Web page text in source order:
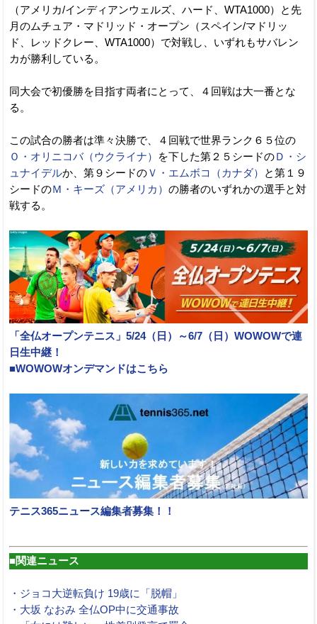
（アメリカ/インディアンウェルズ、ハード、WTA1000）と先
月のムチュア・マドリッド・オープン（スペイン/マドリッ
ド、レッドクレー、WTA1000）で対戦し、いずれもサバレン
カが勝利している。
同大会で初優勝を目指す両者にとって、４回戦は大一番とな
る。
この試合の勝者は準々決勝で、４回戦で世界ランク６５位の
Ｏ・オリニコバ（ウクライナ）
を下した第２５シードのＤ・シ
ュナイデルか、第９シードのＶ・エムボコ（カナダ）
と第１９
シードのＭ・キーズ（アメリカ） の勝者のいずれかの選手と対
戦する。
「全仏オープンテニス」5/24（日）～6/7（日）WOWOWで連
日生中継！
■WOWOWオンデマンドはこちら
テニス365ニュース編集者募集！！
■関連ニュース
・ジョコ大逆転負け 19歳に「脱帽」
・大坂 なおみ 全仏OP中に交通事故